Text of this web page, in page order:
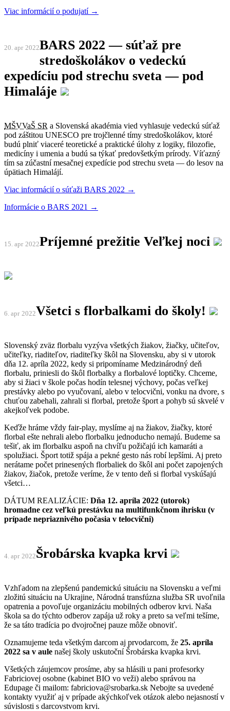
Viac informácií o podujatí →
20. apr 2022BARS 2022 — súťaž pre
stredoškolákov o vedeckú
expedíciu pod strechu sveta — pod
Himaláje
MŠVVaŠ SR a Slovenská akadémia vied vyhlasuje vedeckú súťaž
pod záštitou UNESCO pre trojčlenné tímy stredoškolákov, ktoré
budú plniť viaceré teoretické a praktické úlohy z logiky, filozofie,
medicíny i umenia a budú sa týkať predovšetkým prírody. Víťazný
tím sa zúčastní mesačnej expedície pod strechu sveta — do lesov na
úpätiach Himalájí.
Viac informácií o súťaži BARS 2022 →
Informácie o BARS 2021 →
15. apr 2022Príjemné prežitie Veľkej noci
6. apr 2022Všetci s florbalkami do školy!
Slovenský zväz florbalu vyzýva všetkých žiakov, žiačky, učiteľov,
učiteľky, riaditeľov, riaditeľky škôl na Slovensku, aby si v utorok
dňa 12. apríla 2022, kedy si pripomíname Medzinárodný deň
florbalu, priniesli do škôl florbalky a florbalové loptičky. Chceme,
aby si žiaci v škole počas hodín telesnej výchovy, počas veľkej
prestávky alebo po vyučovaní, alebo v telocvični, vonku na dvore, s
chuťou zabehali, zahrali si florbal, pretože šport a pohyb sú skvelé v
akejkoľvek podobe.
Keďže hráme vždy fair-play, myslíme aj na žiakov, žiačky, ktoré
florbal ešte nehrali alebo florbalku jednoducho nemajú. Budeme sa
tešiť, ak im florbalku aspoň na chvíľu požičajú ich kamaráti a
spolužiaci. Šport totiž spája a pekné gesto nás robí lepšími. Aj preto
nerátame počet prinesených florbaliek do škôl ani počet zapojených
žiakov, žiačok, pretože veríme, že v tento deň si florbal vyskúšajú
všetci…
DÁTUM REALIZÁCIE: Dňa 12. apríla 2022 (utorok)
hromadne cez veľkú prestávku na multifunkčnom ihrisku (v
prípade nepriaznivého počasia v telocvični)
4. apr 2022Šrobárska kvapka krvi
Vzhľadom na zlepšenú pandemickú situáciu na Slovensku a veľmi
zložitú situáciu na Ukrajine, Národná transfúzna služba SR uvoľnila
opatrenia a povoľuje organizáciu mobilných odberov krvi. Naša
škola sa do týchto odberov zapája už roky a preto sa veľmi tešíme,
že sa táto tradícia po dvojročnej pauze môže obnoviť.
Oznamujeme teda všetkým darcom aj prvodarcom, že 25. apríla
2022 sa v aule našej školy uskutoční Šrobárska kvapka krvi.
Všetkých záujemcov prosíme, aby sa hlásili u pani profesorky
Fabriciovej osobne (kabinet BIO vo veži) alebo správou na
Edupage či mailom: fabriciova@srobarka.sk Nebojte sa uvedené
kontakty využiť aj v prípade akýchkoľvek otázok alebo nejasností v
súvislosti s darcovstvom krvi.